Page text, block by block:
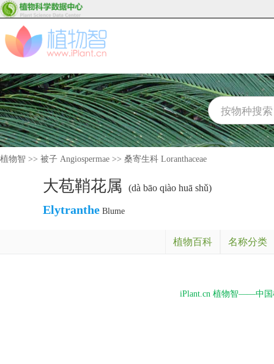
植物智 >> 被子 Angiospermae >> 桑寄生科 Loranthaceae
大苞鞘花属 (dà bāo qiào huā shǔ)
Elytranthe Blume
植物百科 名称分类
iPlant.cn 植物智——中国